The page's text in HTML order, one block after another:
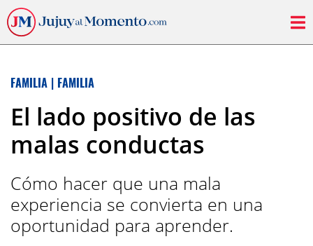
FAMILIA | FAMILIA
El lado positivo de las
malas conductas
Cómo hacer que una mala
experiencia se convierta en una
oportunidad para aprender.